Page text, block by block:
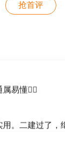
员准确提交
本人有效身份
《资格证书》
附件1）。邮
收要求的，邮
用由考生在现
抢首评
易懂
易懂👍🏻